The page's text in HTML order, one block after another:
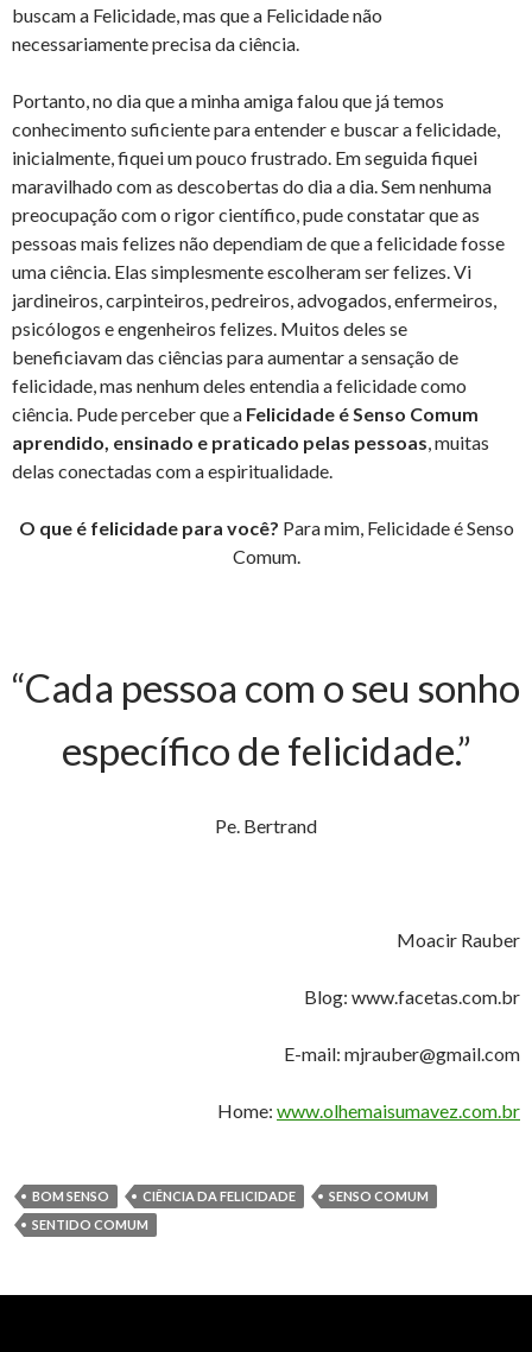
buscam a Felicidade, mas que a Felicidade não
necessariamente precisa da ciência.
Portanto, no dia que a minha amiga falou que já temos
conhecimento suficiente para entender e buscar a felicidade,
inicialmente, fiquei um pouco frustrado. Em seguida fiquei
maravilhado com as descobertas do dia a dia. Sem nenhuma
preocupação com o rigor científico, pude constatar que as
pessoas mais felizes não dependiam de que a felicidade fosse
uma ciência. Elas simplesmente escolheram ser felizes. Vi
jardineiros, carpinteiros, pedreiros, advogados, enfermeiros,
psicólogos e engenheiros felizes. Muitos deles se
beneficiavam das ciências para aumentar a sensação de
felicidade, mas nenhum deles entendia a felicidade como
ciência. Pude perceber que a Felicidade é Senso Comum
aprendido, ensinado e praticado pelas pessoas, muitas
delas conectadas com a espiritualidade.
O que é felicidade para você? Para mim, Felicidade é Senso
Comum.
“Cada pessoa com o seu sonho
específico de felicidade.”
Pe. Bertrand
Moacir Rauber
Blog: www.facetas.com.br
E-mail: mjrauber@gmail.com
Home: www.olhemaisumavez.com.br
BOM SENSO CIÊNCIA DA FELICIDADE
SENSO COMUM
SENTIDO COMUM